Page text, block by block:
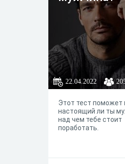
22.04.2022
Этот тест поможет
настоящий ли ты
над чем тебе стоит
поработать.